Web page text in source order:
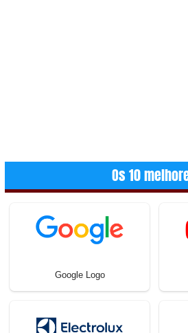
Os 10
Google Logo